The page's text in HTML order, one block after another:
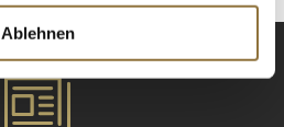
Ablehnen